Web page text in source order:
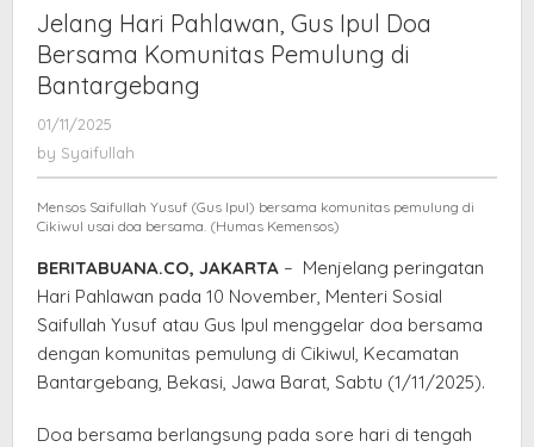
Pahlawan,
Gus
Ipul
Pemulung
di
Jelang Hari Pahlawan, Gus Ipul Doa
Bersama Komunitas Pemulung di
Bantargebang
01/11/2025
Syaifullah
by Syaifullah
Mensos Saifullah Yusuf (Gus Ipul) bersama komunitas pemulung di
Cikiwul usai doa bersama. (Humas Kemensos)
BERITABUANA.CO, JAKARTA – Menjelang peringatan
Hari Pahlawan pada 10 November, Menteri Sosial
Saifullah Yusuf atau Gus Ipul menggelar doa bersama
dengan komunitas pemulung di Cikiwul, Kecamatan
Bantargebang, Bekasi, Jawa Barat, Sabtu (1/11/2025).
Doa bersama berlangsung pada sore hari di tengah